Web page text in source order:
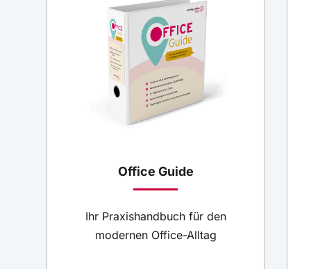
stillschweigend übergangen, sondern zur
Kontaktpflege genutzt werden.
Termine verschieben: Formulierungen und
Terminverschiebungen sind zwar ärgerlich, aber im
Wertschätzung oder fehlendes Organisationstalent.
Zusage nach Vorstellungsgespräch: Muster &
Office Guide
Ihr Praxishandbuch für den
modernen Office-Alltag